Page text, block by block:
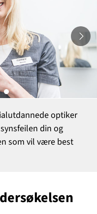
optiker
din og
som vil være best